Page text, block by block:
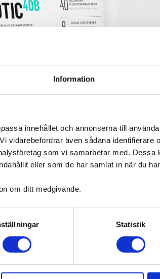
Information
innehållet och annonserna till
vidarebefordrar även sådana identifierare
som vi samarbetar med. Dessa
eller som de har samlat in när du
om ditt medgivande.
Statistik